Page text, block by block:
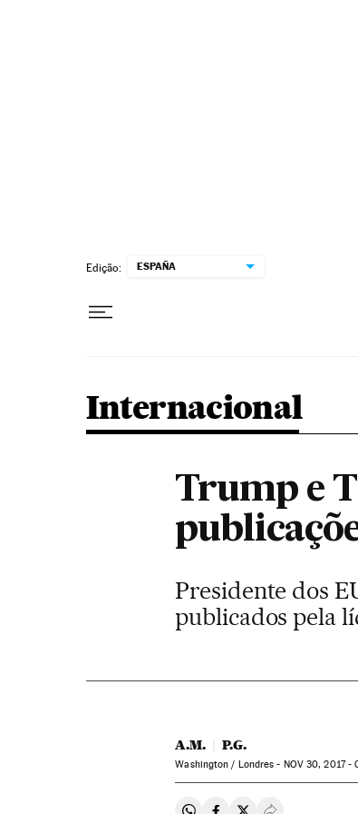
Edição: ESPAÑA
Internacional
Trump e
Presidente dos
publicados pela
A.M. P.G.
Washington / Londres - NOV30, 2017 -